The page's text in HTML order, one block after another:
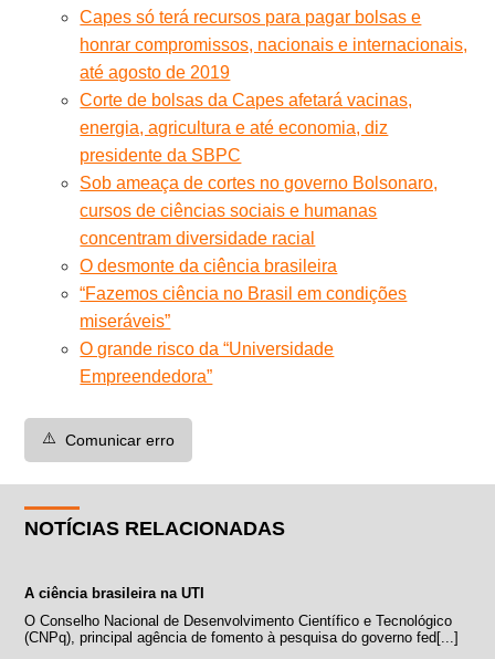
Capes só terá recursos para pagar bolsas e
honrar compromissos, nacionais e internacionais,
até agosto de 2019
Corte de bolsas da Capes afetará vacinas,
energia, agricultura e até economia, diz
presidente da SBPC
Sob ameaça de cortes no governo Bolsonaro,
cursos de ciências sociais e humanas
concentram diversidade racial
O desmonte da ciência brasileira
“Fazemos ciência no Brasil em condições
miseráveis”
O grande risco da “Universidade
Empreendedora”
⚠️ Comunicar erro
NOTÍCIAS RELACIONADAS
A ciência brasileira na UTI
O Conselho Nacional de Desenvolvimento Científico e Tecnológico
(CNPq), principal agência de fomento à pesquisa do governo fed[...]